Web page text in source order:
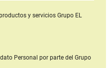
y serviciosGrupo EL
Personal por parte del Grupo